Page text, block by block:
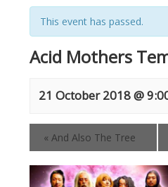
This event has passed.
Acid Mothers
21 October 2018 @
« And Also The Tree